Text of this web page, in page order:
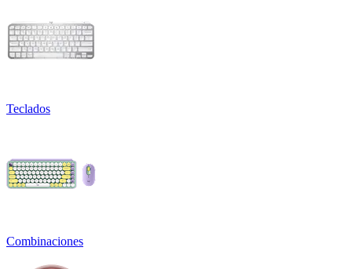
Teclados
Combinaciones